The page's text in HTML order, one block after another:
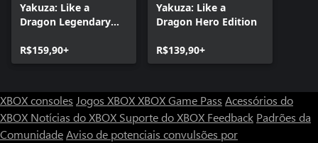
Yakuza: Like a
Dragon Legendary
R$159,90+
Yakuza: Like a
Dragon Hero Edition
R$139,90+
XBOX consoles Jogos XBOXXBOX Game Pass Acessórios do
XBOX Notícias do XBOX Suporte do XBOX Feedback Padrões da
ComunidadeAviso de potenciais convulsões por